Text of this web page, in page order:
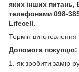
яких інших питань,
телефонами 098-
Lifecell.
Термін виготовлення
Допомога покупцю:
1. як зробити замір